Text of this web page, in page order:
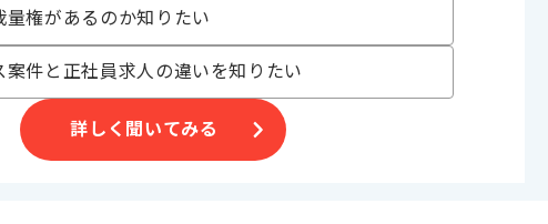
ィング事業等
携わっていただきます。
です。
量権があるのか知りたい
案件と正社員求人の違いを知りたい
詳しく聞いてみる